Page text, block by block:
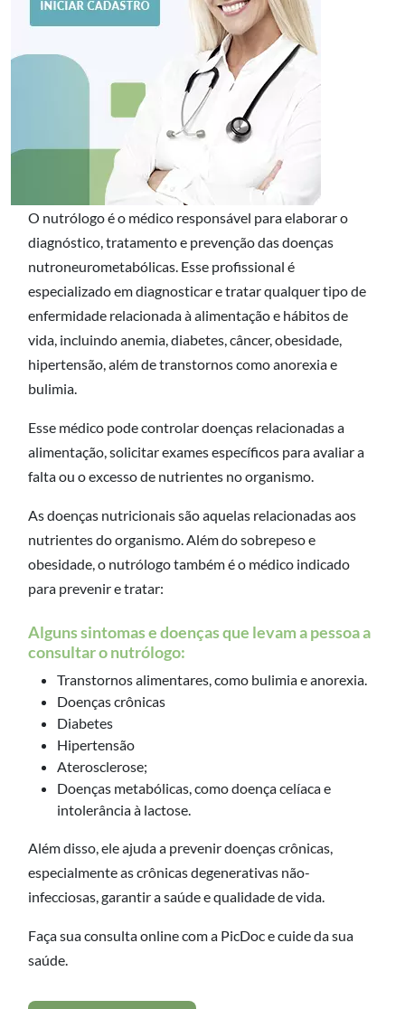
O nutrólogo é o médico responsável para elaborar o
diagnóstico, tratamento e prevenção das doenças
nutroneurometabólicas. Esse profissional é
especializado em diagnosticar e tratar qualquer tipo de
enfermidade relacionada à alimentação e hábitos de
vida, incluindo anemia, diabetes, câncer, obesidade,
hipertensão, além de transtornos como anorexia e
bulimia.
Esse médico pode controlar doenças relacionadas a
alimentação, solicitar exames específicos para avaliar a
falta ou o excesso de nutrientes no organismo.
As doenças nutricionais são aquelas relacionadas aos
nutrientes do organismo. Além do sobrepeso e
obesidade, o nutrólogo também é o médico indicado
para prevenir e tratar:
Alguns sintomas e doenças que levam a pessoa a
consultar o nutrólogo:
Transtornos alimentares, como bulimia e anorexia.
Doenças crônicas
Diabetes
Hipertensão
Aterosclerose;
Doenças metabólicas, como doença celíaca e
intolerância à lactose.
Além disso, ele ajuda a prevenir doenças crônicas,
especialmente as crônicas degenerativas não-
infecciosas, garantir a saúde e qualidade de vida.
Faça sua consulta online com a PicDoc e cuide da sua
saúde.